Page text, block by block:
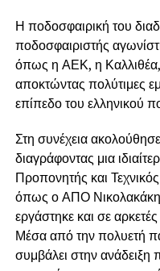
Η ποδοσφαιρική του
ποδοσφαιριστής
όπως η ΑΕΚ, η Καλλιθέα,
αποκτώντας πολύτιμες
επίπεδο του ελληνικού
Στη συνέχεια
διαγράφοντας μια
Προπονητής και
όπως ο ΑΠΟ
εργάστηκε και σε
Μέσα από την πολυετή
συμβάλει στην